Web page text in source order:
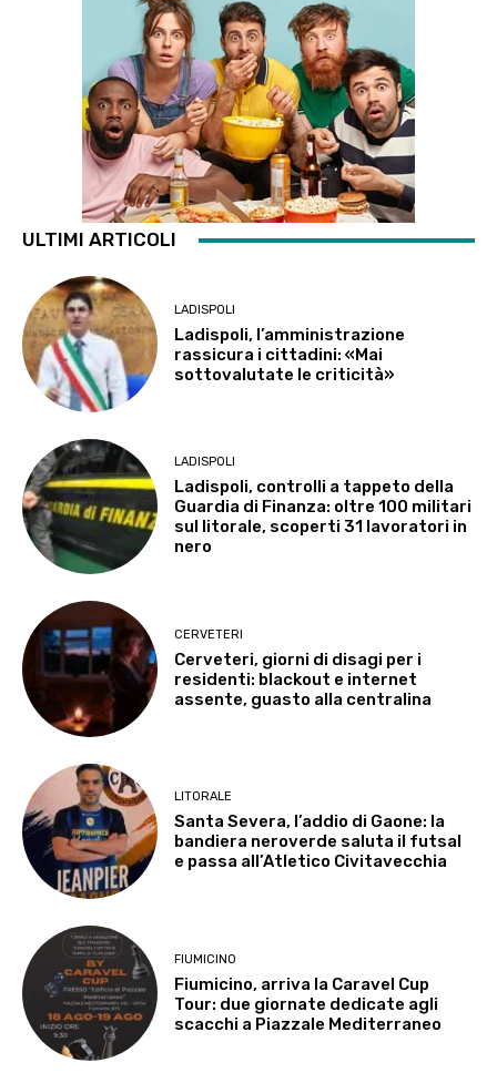
ULTIMI ARTICOLI
LADISPOLI
Ladispoli, l’amministrazione
rassicura i cittadini: «Mai
sottovalutate le criticità»
LADISPOLI
Ladispoli, controlli a tappeto della
Guardia di Finanza: oltre 100 militari
sul litorale, scoperti 31 lavoratori in
nero
CERVETERI
Cerveteri, giorni di disagi per i
residenti: blackout e internet
assente, guasto alla centralina
LITORALE
Santa Severa, l’addio di Gaone: la
bandiera neroverde saluta il futsal
e passa all’Atletico Civitavecchia
FIUMICINO
Fiumicino, arriva la Caravel Cup
Tour: due giornate dedicate agli
scacchi a Piazzale Mediterraneo